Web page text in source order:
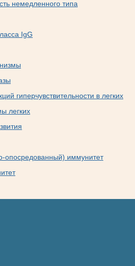
немедленного типа
IgG
гиперчувствительности в легких
легких
опосредованный) иммунитет